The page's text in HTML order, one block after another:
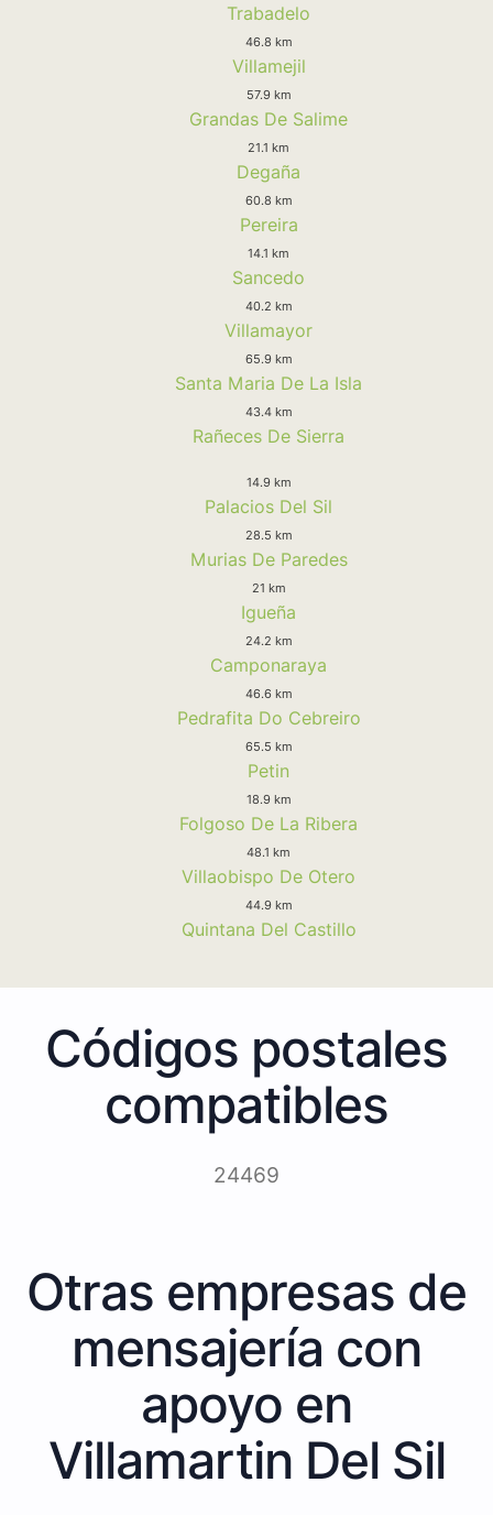
Trabadelo
46.8 km
Villamejil
57.9 km
Grandas De Salime
21.1 km
Degaña
60.8 km
Pereira
14.1 km
Sancedo
40.2 km
Villamayor
65.9 km
Santa Maria De La Isla
43.4 km
Rañeces De Sierra
14.9 km
Palacios Del Sil
28.5 km
Murias De Paredes
21 km
Igueña
24.2 km
Camponaraya
46.6 km
Pedrafita Do Cebreiro
65.5 km
Petin
18.9 km
Folgoso De La Ribera
48.1 km
Villaobispo De Otero
44.9 km
Quintana Del Castillo
Códigos postales
compatibles
24469
Otras empresas de
mensajería con
apoyo en
Villamartin Del Sil